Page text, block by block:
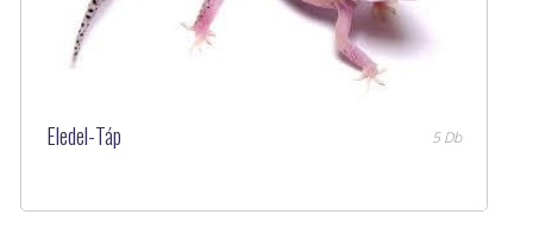
Eledel-Táp 5 Db